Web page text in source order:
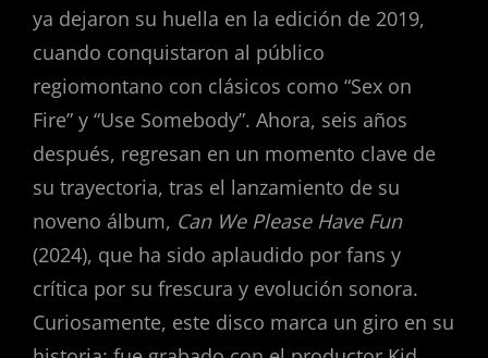
ya dejaron su huella en la edición de 2019,
cuando conquistaron al público
regiomontano con clásicos como “Sex on
Fire” y “Use Somebody”. Ahora, seis años
después, regresan en un momento clave de
su trayectoria, tras el lanzamiento de su
noveno álbum, Can We Please Have Fun
(2024), que ha sido aplaudido por fans y
crítica por su frescura y evolución sonora.
Curiosamente, este disco marca un giro en su